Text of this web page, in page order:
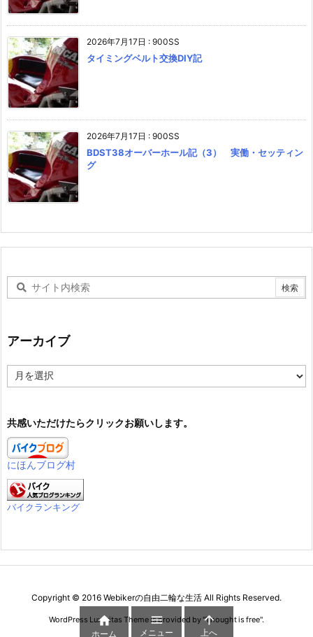
2026年7月17日 : 900SS
タイミングベルト交換DIY記
2026年7月17日 : 900SS
BDST38オーバーホール記（3） 実働・セッティン
グ
アーカイブ
ー
ブ
共感いただけたらクリックお願いします。
にほんブログ村
バイクランキング
Copyright © 2016 Webikerの自由二輪な生活 All Rights Reserved.
WordPress Luxeritas Theme is provided by "Thought is free".

ホーム

メニュー

上へ